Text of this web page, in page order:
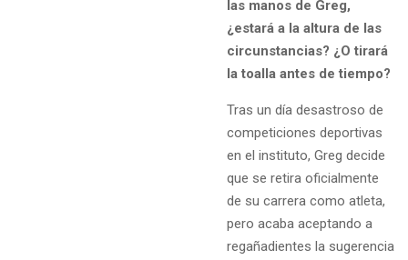
las manos de Greg,
¿estará a la altura de las
circunstancias? ¿O tirará
la toalla antes de tiempo?
Tras un día desastroso de
competiciones deportivas
en el instituto, Greg decide
que se retira oficialmente
de su carrera como atleta,
pero acaba aceptando a
regañadientes la sugerencia